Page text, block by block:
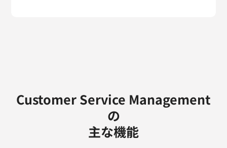
Customer Service Management
の
主な機能